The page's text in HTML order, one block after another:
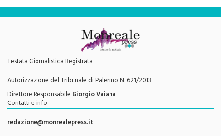
Testata Giornalistica Registrata
Autorizzazione del Tribunale di Palermo N. 621/2013
Direttore ResponsabileGiorgio Vaiana
Contatti e info
redazione@monrealepress.it